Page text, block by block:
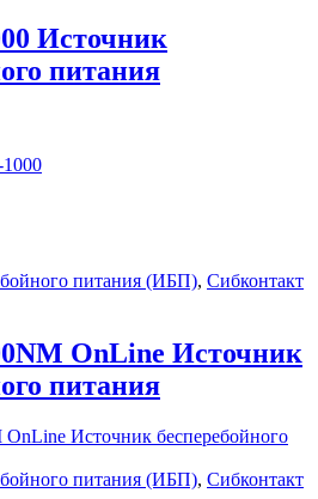
Источник
питания
питания (ИБП), Сибконтакт
OnLine Источник
питания
питания (ИБП), Сибконтакт